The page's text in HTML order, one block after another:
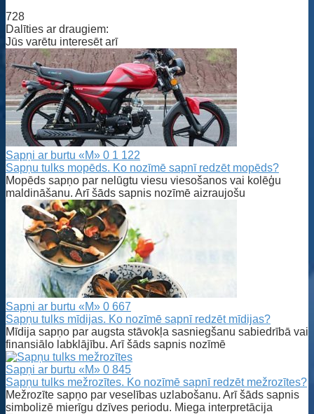
728
Dalīties ar draugiem:
Jūs varētu interesēt arī
Sapņi ar burtu «M» 0 1 122
Sapņu tulks mopēds. Ko nozīmē sapnī redzēt mopēds?
Mopēds sapņo par nelūgtu viesu viesošanos vai kolēģu
maldināšanu. Arī šāds sapnis nozīmē aizraujošu
Sapņi ar burtu «M» 0 667
Sapņu tulks mīdijas. Ko nozīmē sapnī redzēt mīdijas?
Mīdija sapņo par augsta stāvokļa sasniegšanu sabiedrībā vai
finansiālo labklājību. Arī šāds sapnis nozīmē
Sapņi ar burtu «M» 0 845
Sapņu tulks mežrozītes. Ko nozīmē sapnī redzēt mežrozītes?
Mežrozīte sapņo par veselības uzlabošanu. Arī šāds sapnis
simbolizē mierīgu dzīves periodu. Miega interpretācija